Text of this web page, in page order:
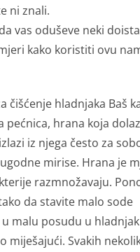
ni znali.
vas oduševe neki doista
kako koristiti ovu
čišćenje hladnjaka Baš
pećnica, hrana koja
iz njega često za
mirise. Hrana je
razmnožavaju.
da stavite malo sode
malu posudu u
miješajući. Svakih